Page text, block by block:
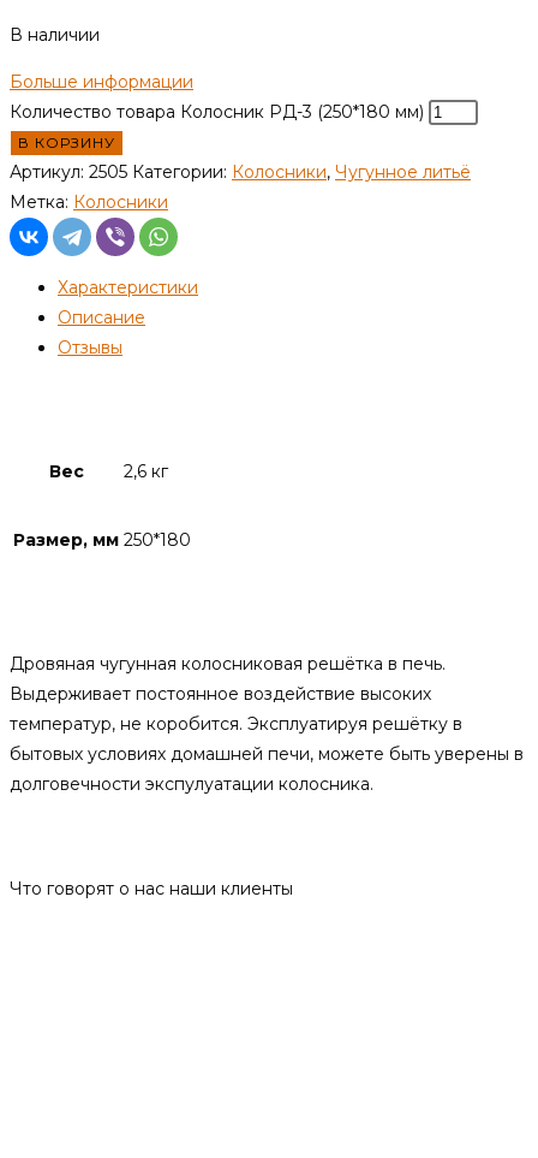
В наличии
Больше информации
Количество товара Колосник РД-3 (250*180 мм)
В КОРЗИНУ
Артикул: 2505 Категории: Колосники, Чугунное литьё
Метка: Колосники
Характеристики
Описание
Отзывы
Вес 2,6 кг
Размер, мм 250*180
Дровяная чугунная колосниковая решётка в печь.
Выдерживает постоянное воздействие высоких
температур, не коробится. Эксплуатируя решётку в
бытовых условиях домашней печи, можете быть уверены в
долговечности экспулуатации колосника.
Что говорят о нас наши клиенты